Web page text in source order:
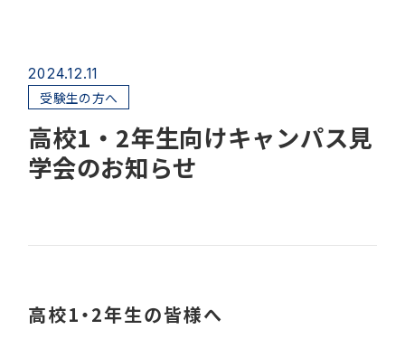
2024.12.11
受験生の方へ
高校1・2年生向けキャンパス見
学会のお知らせ
高校1・2年生の皆様へ